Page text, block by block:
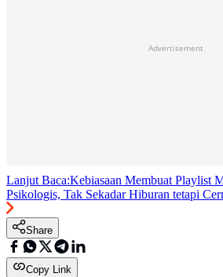
Advertisement
Lanjut Baca:Kebiasaan Membuat Playlist
Psikologis, Tak Sekadar Hiburan tetapi
Share
Copy Link